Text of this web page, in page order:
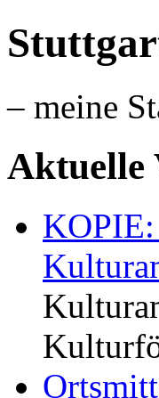
– meine
Aktuelle
KOPIE: